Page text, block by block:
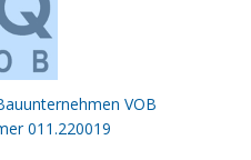
VOB
011.220019